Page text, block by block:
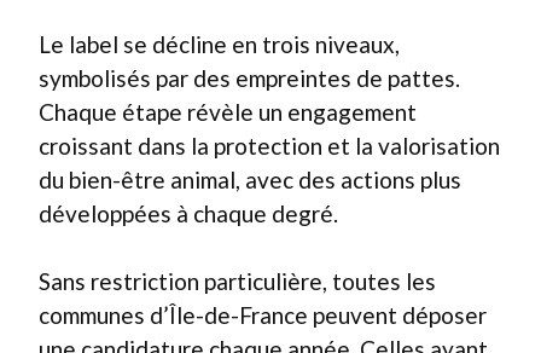
Le label se décline en trois niveaux,
symbolisés par des empreintes de pattes.
Chaque étape révèle un engagement
croissant dans la protection et la valorisation
du bien-être animal, avec des actions plus
développées à chaque degré.
Sans restriction particulière, toutes les
communes d’Île-de-France peuvent déposer